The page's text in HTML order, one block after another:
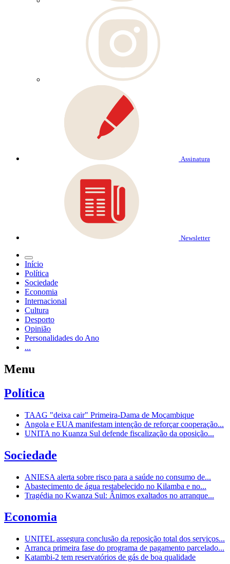
Assinatura
Newsletter
Início
Política
Sociedade
Economia
Internacional
Cultura
Desporto
Opinião
Personalidades do Ano
...
Menu
Política
TAAG "deixa cair" Primeira-Dama de Moçambique
Angola e EUA manifestam intenção de reforçar cooperação...
UNITA no Kuanza Sul defende fiscalização da oposição...
Sociedade
ANIESA alerta sobre risco para a saúde no consumo de...
Abastecimento de água restabelecido no Kilamba e no...
Tragédia no Kwanza Sul: Ânimos exaltados no arranque...
Economia
UNITEL assegura conclusão da reposição total dos serviços...
Arranca primeira fase do programa de pagamento parcelado...
Katambi-2 tem reservatórios de gás de boa qualidade